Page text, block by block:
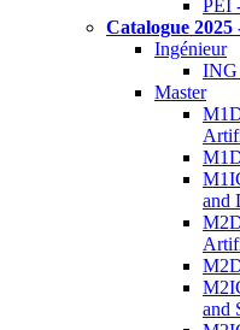
PEI
Catalogue 2025
Ingénieur
ING
Master
and
and